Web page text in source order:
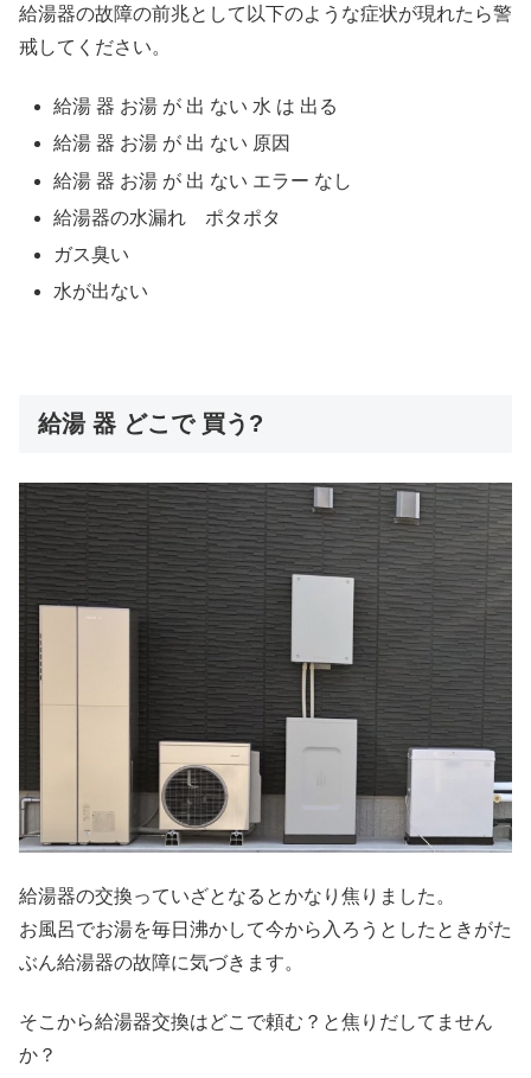
給湯器の故障の前兆として以下のような症状が現れたら警
戒してください。
給湯 器 お湯 が 出 ない 水 は 出る
給湯 器 お湯 が 出 ない 原因
給湯 器 お湯 が 出 ない エラー なし
給湯器の水漏れ ポタポタ
ガス臭い
水が出ない
給湯 器 どこで 買う?
給湯器の交換っていざとなるとかなり焦りました。
お風呂でお湯を毎日沸かして今から入ろうとしたときがた
ぶん給湯器の故障に気づきます。
そこから給湯器交換はどこで頼む？と焦りだしてません
か？